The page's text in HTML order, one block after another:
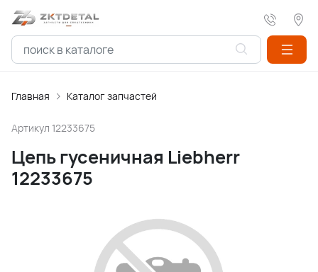
Главная Каталог запчастей
Артикул 12233675
Цепь гусеничная Liebherr
12233675